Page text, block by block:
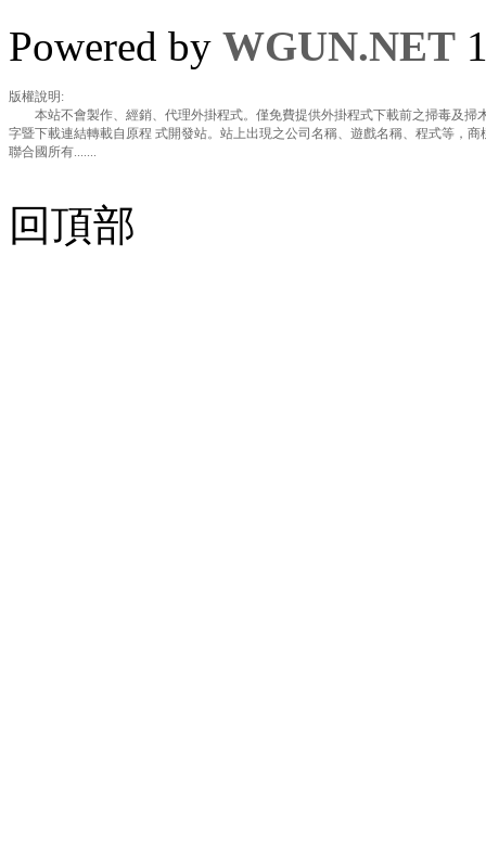
Powered by WGUN.NET
版權說明:
本站不會製作、經銷、代理外掛程式。僅免費提供外掛程式下載前之掃毒及掃
字暨下載連結轉載自原程 式開發站。站上出現之公司名稱、遊戲名稱、程式等，
聯合國所有.......
回頂部